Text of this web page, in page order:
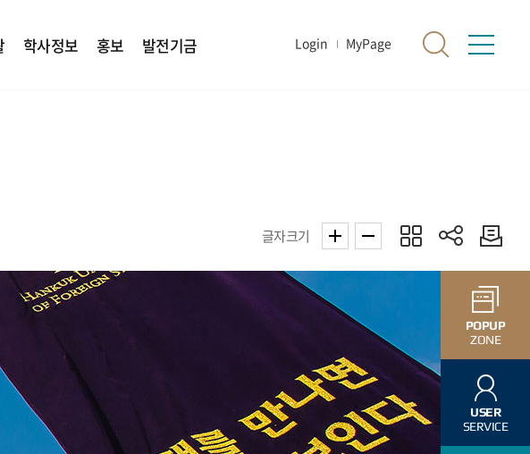
학사정보 홍보 발전기금 Login MyPage
POPUP
ZONE
USER
SERVICE
글자크기